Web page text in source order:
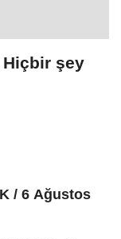
Hiçbir şey
/ 6 Ağustos